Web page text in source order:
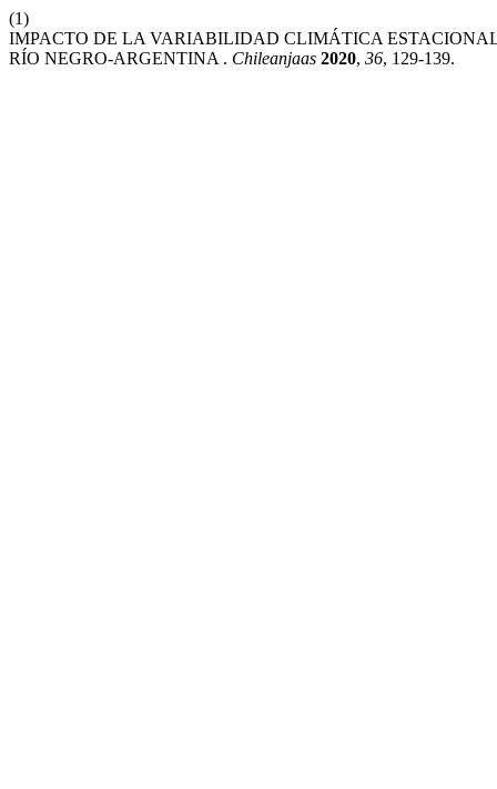
(1)
IMPACTO DE LA VARIABILIDAD CLIMÁTICA
RÍO NEGRO-ARGENTINA . Chileanjaas 2020, 36, 129-139.